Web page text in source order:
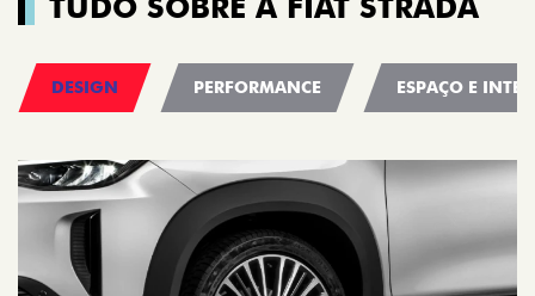
TUDO SOBRE A FIAT STRADA
DESIGN PERFORMANCE ESPAÇO E